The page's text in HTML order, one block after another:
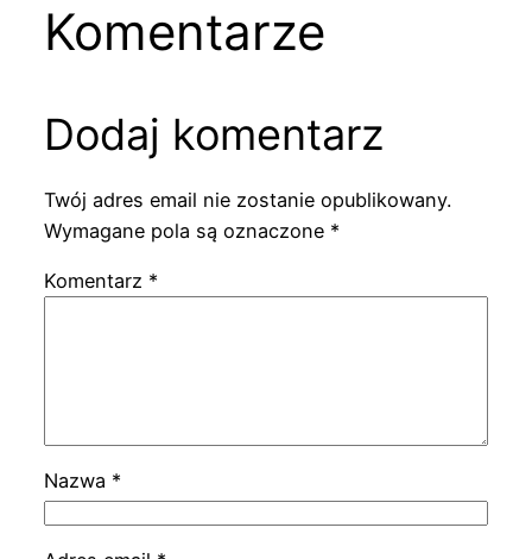
Komentarze
Dodaj komentarz
Twój adres email nie zostanie opublikowany.
Wymagane pola są oznaczone *
Komentarz *
Nazwa *